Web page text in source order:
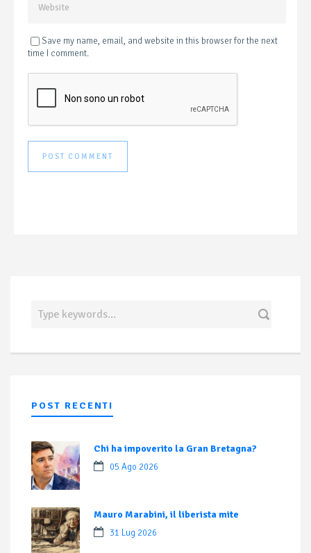
Save my name, email, and website in this browser for the next
time I comment.
POST RECENTI
Chi ha impoverito la Gran Bretagna?
05 Ago 2026
Mauro Marabini, il liberista mite
31 Lug 2026